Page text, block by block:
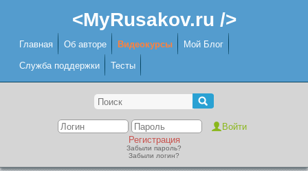
<MyRusakov.ru />
Главная Об авторе Видеокурсы Мой Блог
Служба поддержки Тесты
Регистрация
Забыли пароль?
Забыли логин?